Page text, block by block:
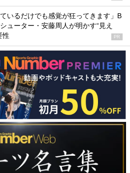
ているだけでも感覚が狂ってきます」B
ューター・安藤周人が明かす“見え
性
PR